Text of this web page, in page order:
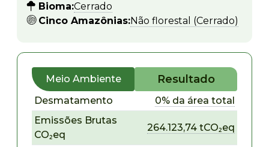
Bioma:Cerrado
Cinco Amazônias:Não florestal (Cerrado)
Meio Ambiente Resultado
Desmatamento
0% da área total
Emissões Brutas
CO₂eq
264.123,74 tCO₂eq